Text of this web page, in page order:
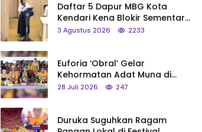
Daftar 5 Dapur MBG Kota
Kendari Kena Blokir Sementara
dari Pusat
3 Agustus 2026 2233
Euforia ‘Obral’ Gelar
Kehormatan Adat Muna di
Silaturahmi KKMM, Ridwan Bae:
28 Juli 2026 247
Duruka Suguhkan Ragam